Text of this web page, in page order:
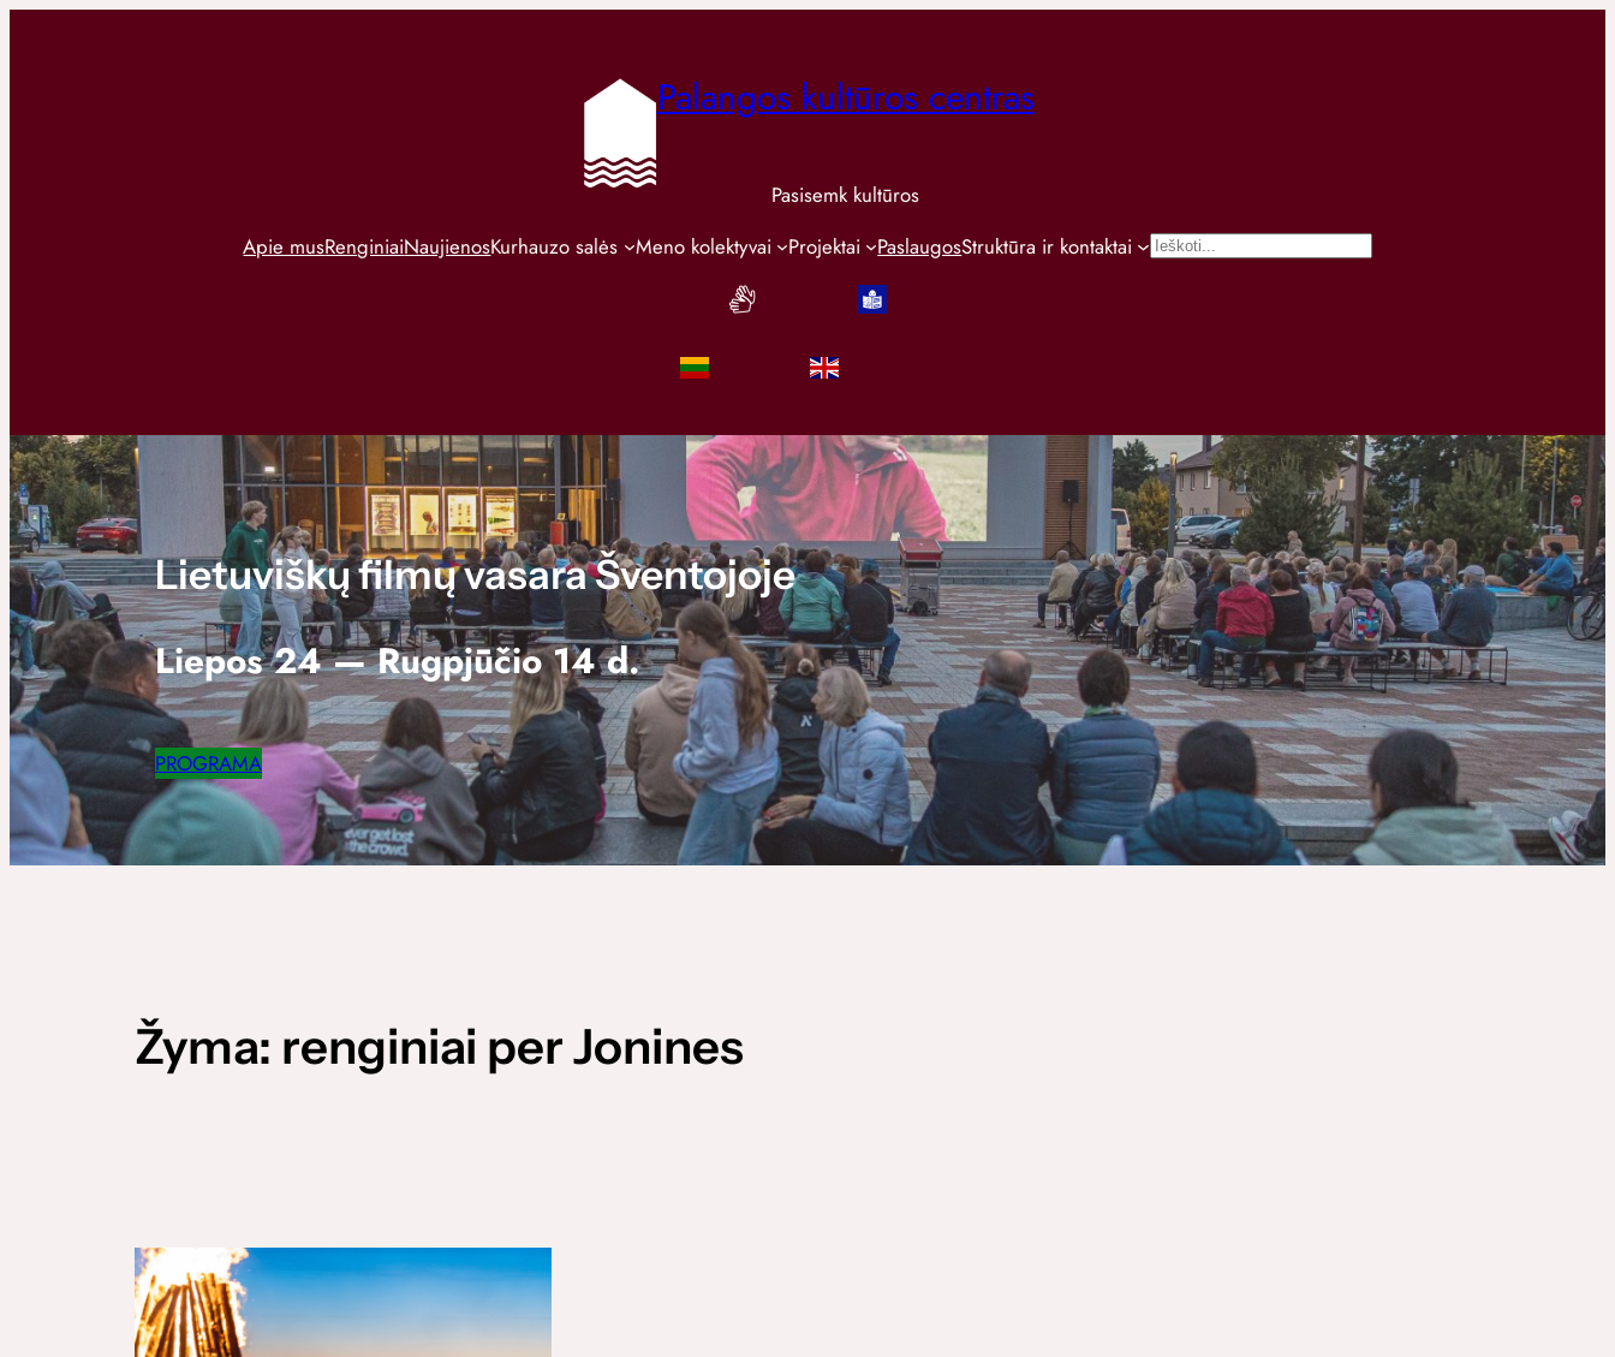
Palangos kultūros centras
Pasisemk kultūros
Apie musRenginiaiNaujienosKurhauzo salės Meno kolektyvai Projektai PaslaugosStruktūra ir kontaktai Paieška
Lietuviškų filmų vasara Šventojoje
Liepos 24 — Rugpjūčio 14 d.
PROGRAMA
Žyma: renginiai per Jonines